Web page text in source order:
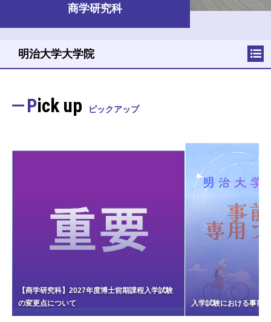
商学研究科
Pick up ピックアップ
【商学研究科】2027年度博士前期課程入学試験
の変更点について
入学試験における事前
明治大学大学院